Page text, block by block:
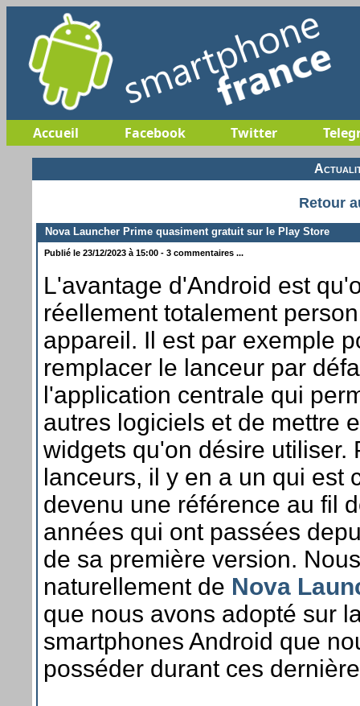
Accueil Facebook Twitter
Retour
Nova Launcher Prime quasiment gratuit sur le Play Store
Publié le 23/12/2023 à 15:00 - 3 commentaires ...
L'avantage d'Android est
réellement totalement
appareil. Il est par exemple
remplacer le lanceur par
l'application centrale qui
autres logiciels et de mettre
widgets qu'on désire utiliser.
lanceurs, il y en a un qui est
devenu une référence au fil
années qui ont passées
de sa première version.
naturellement de Nova
que nous avons adopté sur
smartphones Android que
posséder durant ces